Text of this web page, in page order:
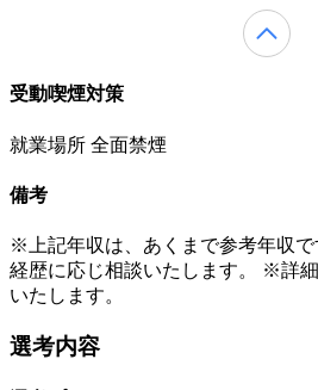
受動喫煙対策
就業場所 全面禁煙
備考
※上記年収は、あくまで参考年収
経歴に応じ相談いたします。 ※詳
いたします。
選考内容